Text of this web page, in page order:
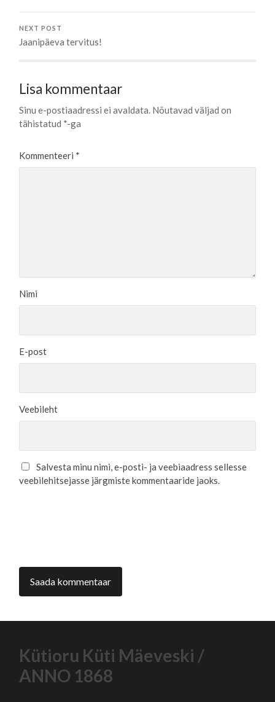
NEXT POST
Jaanipäeva tervitus!
Lisa kommentaar
Sinu e-postiaadressi ei avaldata. Nõutavad väljad on
tähistatud *-ga
Kommenteeri *
Nimi
E-post
Veebileht
Salvesta minu nimi, e-posti- ja veebiaadress sellesse
veebilehitsejasse järgmiste kommentaaride jaoks.
Kütioru Küti Mäeveski /
ANNO 1868